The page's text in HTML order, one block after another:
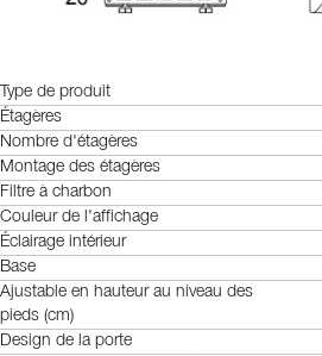
Type de produit
Étagères
Nombre d'étagères
Montage des étagères
Filtre à charbon
Couleur de l'affichage
Éclairage intérieur
Base
Ajustable en hauteur au niveau des
pieds (cm)
Design de la porte